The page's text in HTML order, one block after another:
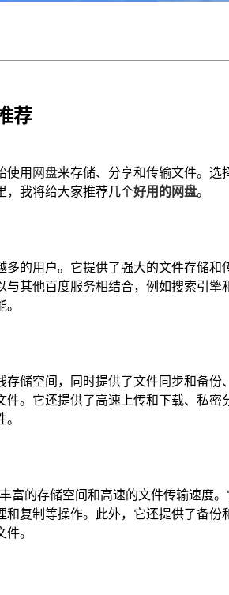
荐
使用网盘来存储、分享和传输文件。选
，我将给大家推荐几个好用的网盘。
的用户。它提供了强大的文件存储和
其他百度服务相结合，例如搜索引擎
储空间，同时提供了文件同步和备份
。它还提供了高速上传和下载、私密
富的存储空间和高速的文件传输速度
复制等操作。此外，它还提供了备份
。